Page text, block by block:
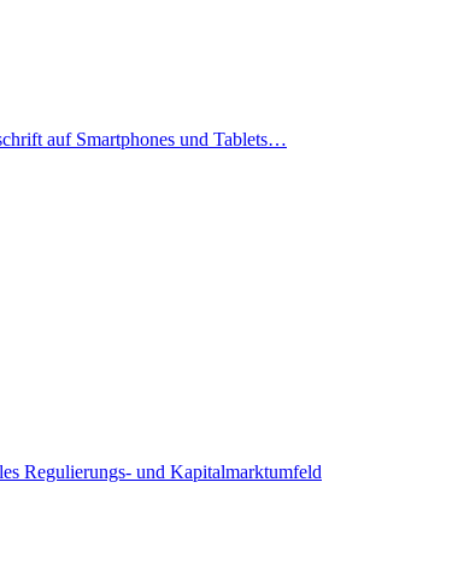
auf Smartphones und Tablets…
Regulierungs- und Kapitalmarktumfeld